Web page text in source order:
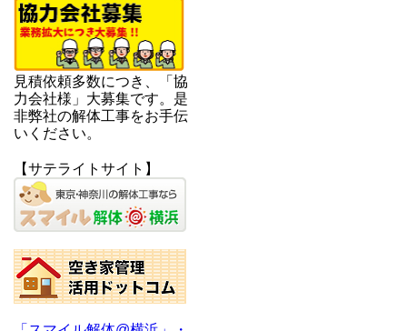
見積依頼多数につき、「協
力会社様」大募集です。是
非弊社の解体工事をお手伝
いください。
【サテライトサイト】